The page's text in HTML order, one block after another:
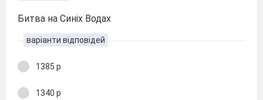
Битва на Синіх Водах
варіанти відповідей
1385 р
1340 р